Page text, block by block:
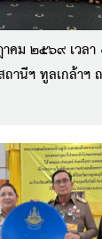
คม ๒๕๖๙ เวล
านีฯ ทูลเกล้าฯ